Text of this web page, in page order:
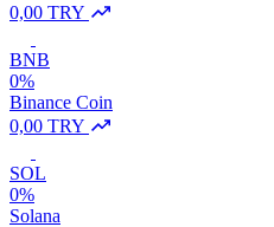
0,00 TRY
BNB
0%
Binance Coin
0,00 TRY
SOL
0%
Solana